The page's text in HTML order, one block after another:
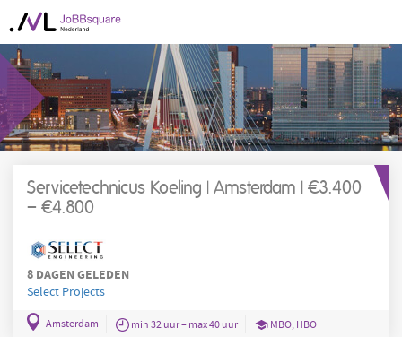
Servicetechnicus Koeling | Amsterdam | €3.400
– €4.800
8 DAGEN GELEDEN
Select Projects
Amsterdam min 32 uur – max 40 uur MBO, HBO